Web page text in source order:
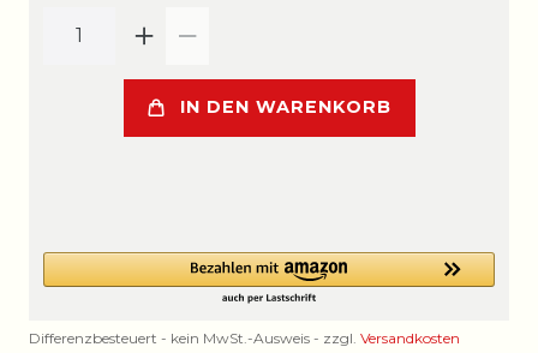
IN DEN WARENKORB
Differenzbesteuert - kein MwSt.-Ausweis - zzgl. Versandkosten